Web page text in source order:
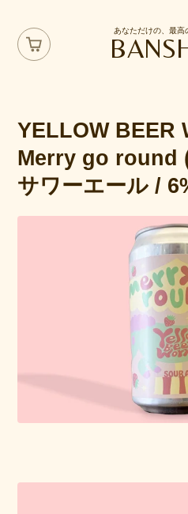
あなただけの、最高
YELLOW BEER
Merry go round
サワーエール /